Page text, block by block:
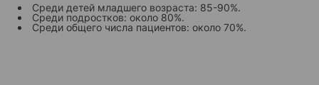
Среди детей младшего возраста: 85-90%.
Среди подростков: около 80%.
Среди общего числа пациентов: около 70%.